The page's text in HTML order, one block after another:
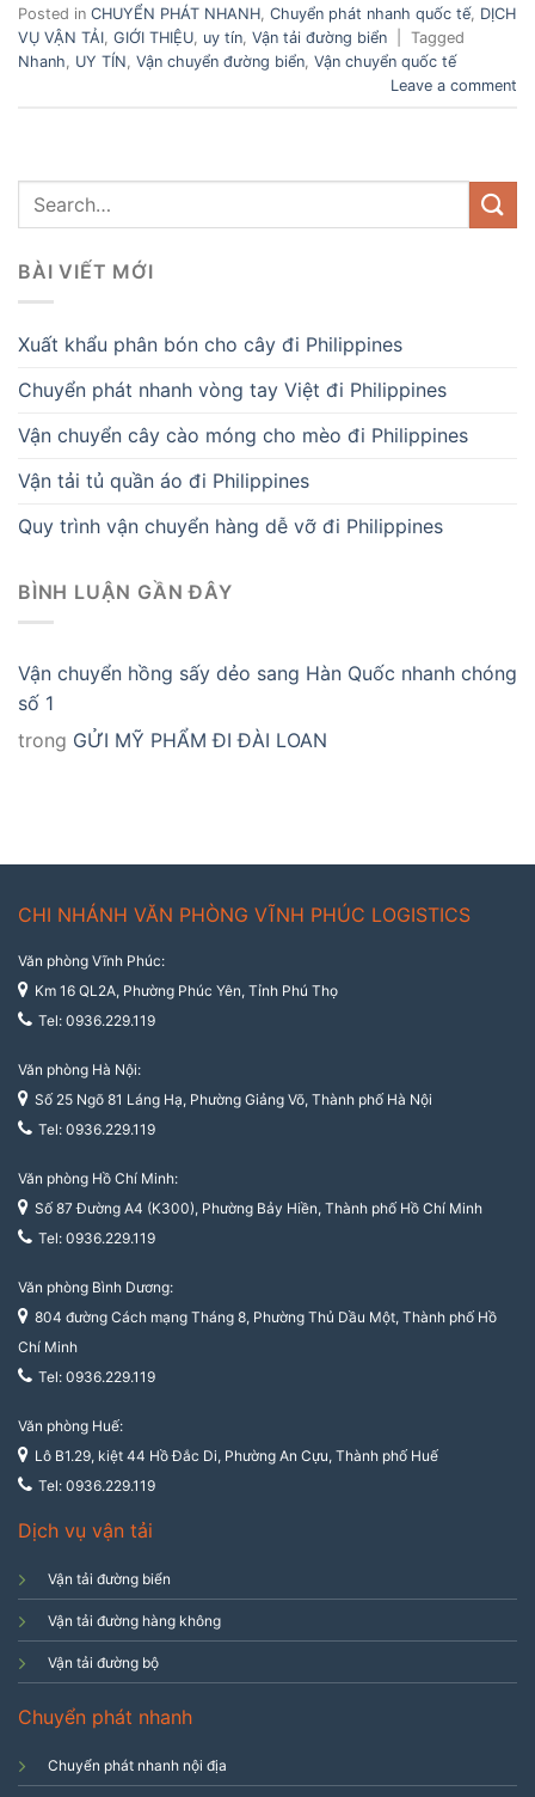
Posted in CHUYỂN PHÁT NHANH Chuyển phát nhanh quốc tế, DỊCH
VỤ VẬN TẢI GIỚI THIỆU uy tín Vận tải đường biển
Tagged
Nhanh
UY TÍN Vận chuyển đường biển Vận chuyển quốc tế
Leave a comment
BÀI VIẾT MỚI
Xuất khẩu phân bón cho cây đi Philippines
Chuyển phát nhanh vòng tay Việt đi Philippines
Vận chuyển cây cào móng cho mèo đi Philippines
Vận tải tủ quần áo đi Philippines
Quy trình vận chuyển hàng dễ vỡ đi Philippines
BÌNH LUẬN GẦN ĐÂY
Vận chuyển hồng sấy dẻo sang Hàn Quốc nhanh chóng
số 1
trong GỬI MỸ PHẨM ĐI ĐÀI LOAN
CHI NHÁNH VĂN PHÒNG VĨNH PHÚC LOGISTICS
Văn phòng Vĩnh Phúc:
Km 16 QL2A, Phường Phúc Yên, Tỉnh Phú Thọ
Tel: 0936.229.119
Văn phòng Hà Nội:
Số 25 Ngõ 81 Láng Hạ, Phường Giảng Võ, Thành phố Hà Nội
Tel: 0936.229.119
Văn phòng Hồ Chí Minh:
Số 87 Đường A4 (K300), Phường Bảy Hiền, Thành phố Hồ Chí Minh
Tel: 0936.229.119
Văn phòng Bình Dương:
804 đường Cách mạng Tháng 8, Phường Thủ Dầu Một, Thành phố Hồ
Chí Minh
Tel: 0936.229.119
Văn phòng Huế:
Lô B1.29, kiệt 44 Hồ Đắc Di, Phường An Cựu, Thành phố Huế
Tel: 0936.229.119
Dịch vụ vận tải
Vận tải đường biển
Vận tải đường hàng không
Vận tải đường bộ
Chuyển phát nhanh
Chuyển phát nhanh nội địa